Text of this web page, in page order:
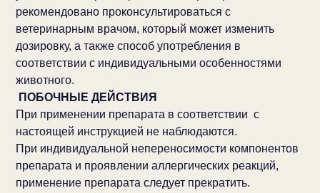
рекомендовано проконсультироваться с
ветеринарным врачом, который может изменить
дозировку, а также способ употребления в
соответствии с индивидуальными особенностями
животного.
ПОБОЧНЫЕ ДЕЙСТВИЯ
При применении препарата в соответствии с
настоящей инструкцией не наблюдаются.
При индивидуальной непереносимости компонентов
препарата и проявлении аллергических реакций,
применение препарата следует прекратить.